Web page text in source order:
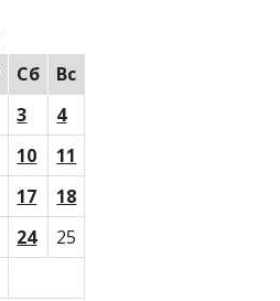
Сб
Вс
3
4
10
11
17
18
24
25